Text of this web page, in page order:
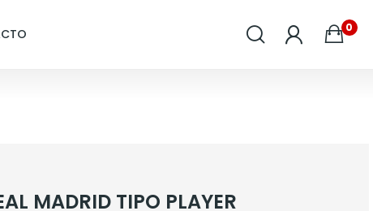
0
MADRID TIPO PLAYER